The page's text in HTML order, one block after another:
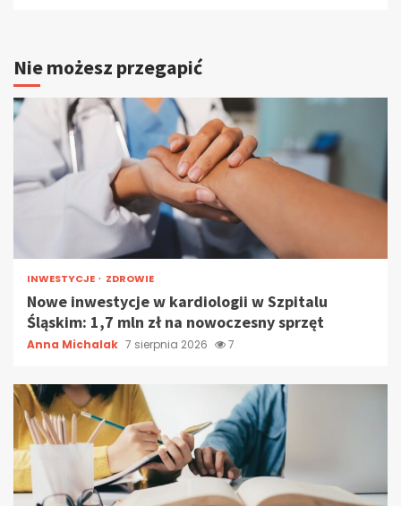
Nie możesz przegapić
INWESTYCJE ZDROWIE
Nowe inwestycje w kardiologii w Szpitalu
Śląskim: 1,7 mln zł na nowoczesny sprzęt
Anna Michalak 7 sierpnia 2026 7